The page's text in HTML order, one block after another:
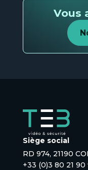
Vous
Siège social
RD 974, 21190
+33 (0)3 80 21 90